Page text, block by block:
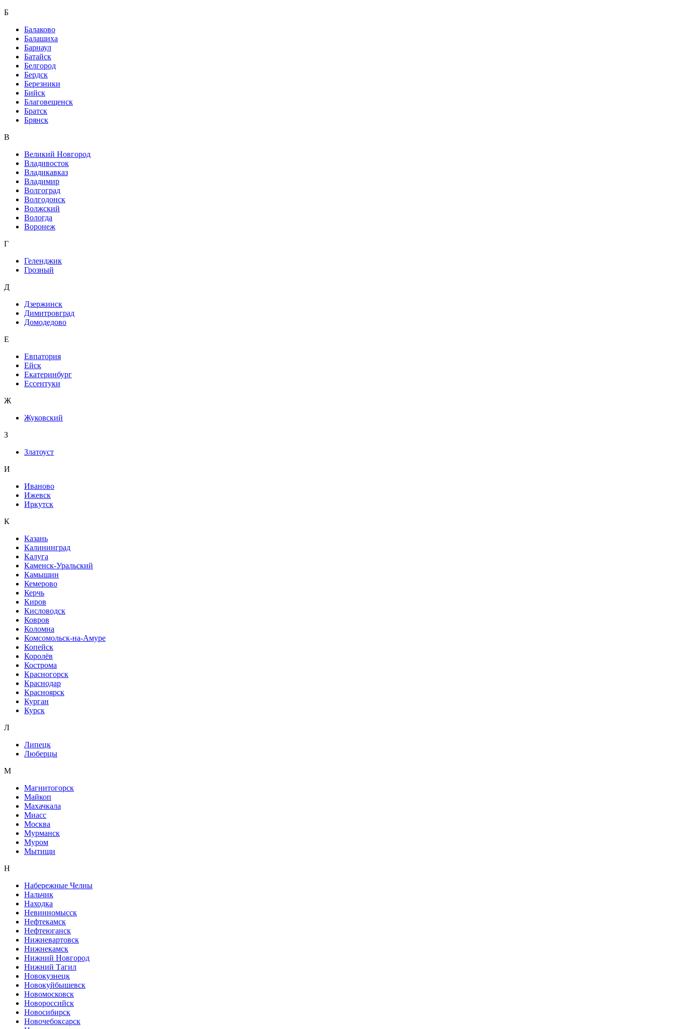
Б
Балаково
Балашиха
Барнаул
Батайск
Белгород
Бердск
Березники
Бийск
Благовещенск
Братск
Брянск
В
Великий Новгород
Владивосток
Владикавказ
Владимир
Волгоград
Волгодонск
Волжский
Вологда
Воронеж
Г
Геленджик
Грозный
Д
Дзержинск
Димитровград
Домодедово
Е
Евпатория
Ейск
Екатеринбург
Ессентуки
Ж
Жуковский
З
Златоуст
И
Иваново
Ижевск
Иркутск
К
Казань
Калининград
Калуга
Каменск-Уральский
Камышин
Кемерово
Керчь
Киров
Кисловодск
Ковров
Коломна
Комсомольск-на-Амуре
Копейск
Королёв
Кострома
Красногорск
Краснодар
Красноярск
Курган
Курск
Л
Липецк
Люберцы
М
Магнитогорск
Майкоп
Махачкала
Миасс
Москва
Мурманск
Муром
Мытищи
Н
Набережные Челны
Нальчик
Находка
Невинномысск
Нефтекамск
Нефтеюганск
Нижневартовск
Нижнекамск
Нижний Новгород
Нижний Тагил
Новокузнецк
Новокуйбышевск
Новомосковск
Новороссийск
Новосибирск
Новочебоксарск